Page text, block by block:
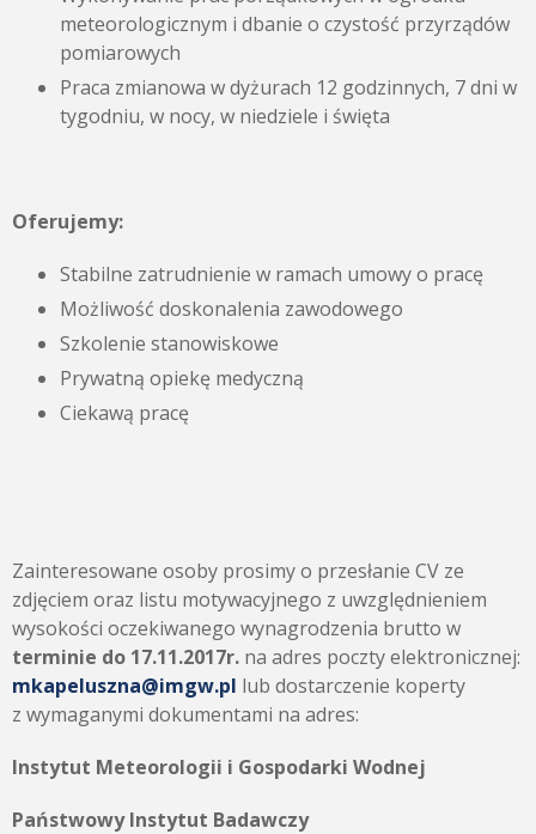
meteorologicznym i dbanie o czystość przyrządów
pomiarowych
Praca zmianowa w dyżurach 12 godzinnych, 7 dni w
tygodniu, w nocy, w niedziele i święta
Oferujemy:
Stabilne zatrudnienie w ramach umowy o pracę
Możliwość doskonalenia zawodowego
Szkolenie stanowiskowe
Prywatną opiekę medyczną
Ciekawą pracę
Zainteresowane osoby prosimy o przesłanie CV ze
zdjęciem oraz listu motywacyjnego z uwzględnieniem
wysokości oczekiwanego wynagrodzenia brutto w
terminie do 17.11.2017r. na adres poczty elektronicznej:
mkapeluszna@imgw.pl lub dostarczenie koperty
z wymaganymi dokumentami na adres:
Instytut Meteorologii i Gospodarki Wodnej
Państwowy Instytut Badawczy